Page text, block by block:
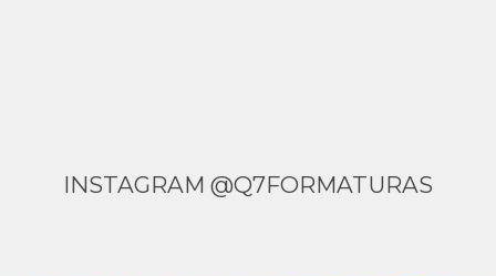
INSTAGRAM @Q7FORMATURAS